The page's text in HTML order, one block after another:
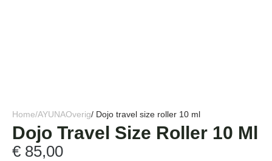
Home/AYUNAOverig/ Dojo travel size roller 10 ml
Dojo Travel Size Roller 10 Ml
€ 85,00